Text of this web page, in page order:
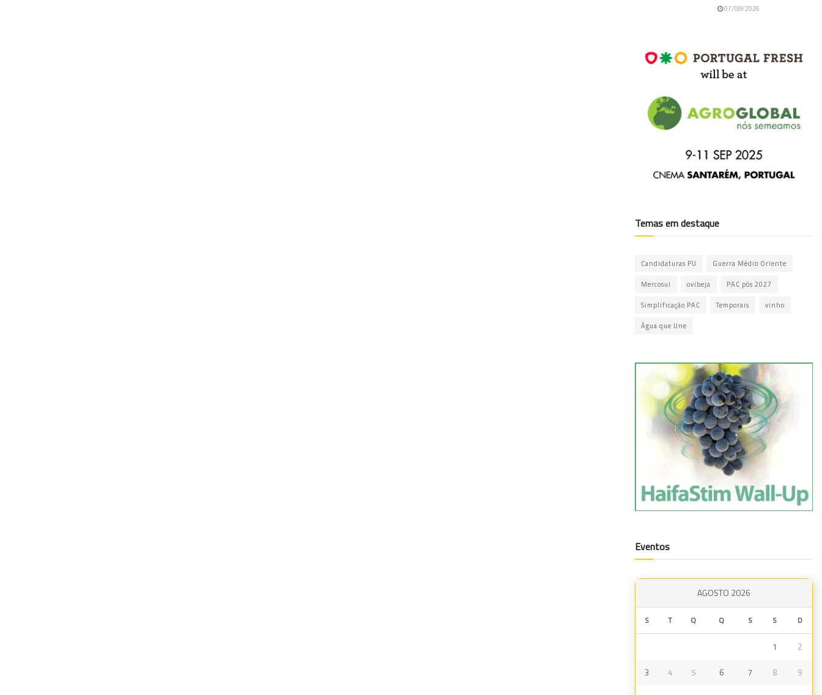
07/08/2026
Temas em destaque
Candidaturas PU Guerra Médio Oriente
Mercosul ovibeja PAC pós 2027
Simplificação PAC Temporais vinho
Água que Une
Eventos
AGOSTO 2026
S T Q Q S S D
1 2
3 4 5 6 7 8 9